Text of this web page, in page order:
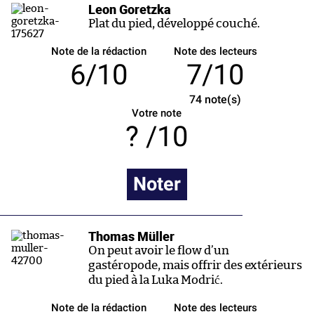
Leon Goretzka
Plat du pied, développé couché.
Note de la rédaction
6/10
Note des lecteurs
7/10
74 note(s)
Votre note
/10
Noter
Thomas Müller
On peut avoir le flow d’un
gastéropode, mais offrir des extérieurs
du pied à la Luka Modrić.
Note de la rédaction Note des lecteurs